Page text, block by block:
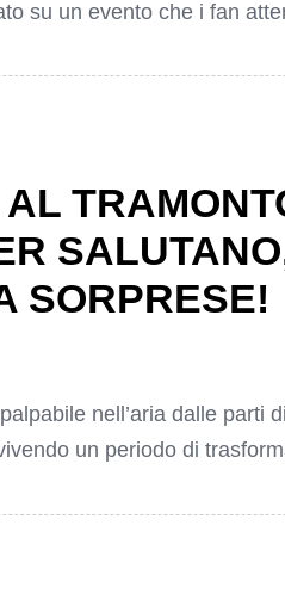
su un evento che i fan
AL
SORPRESE!
nell’aria dalle parti
un periodo di